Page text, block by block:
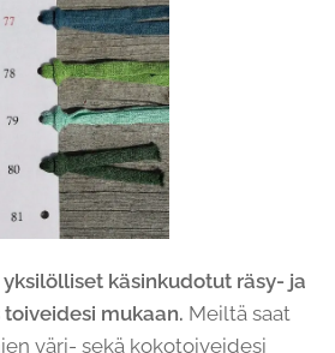
käsinkudotut räsy- ja
mukaan. Meiltä saat
väri- sekä kokotoiveidesi